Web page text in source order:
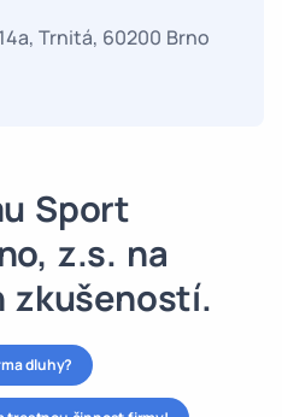
Trnitá, 60200 Brno
Sport
z.s. na
zkušeností.
dluhy?